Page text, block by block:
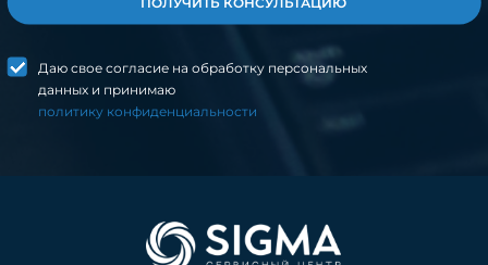
Даю свое согласие на обработку персональных
данных и принимаю
политику конфиденциальности